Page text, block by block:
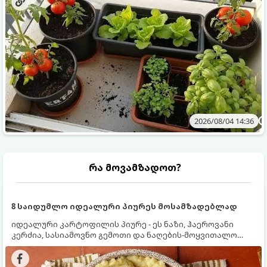
2026/08/04 14:36
რა მოვამზადოთ?
8 საიდუმლო იდეალური პიურეს მოსამზადებლად
იდეალური კარტოფილის პიურე - ეს ნაზი, ჰაეროვანი
კერძია, სასიამოვნო გემოთი და ნაღების-მოყვითალო
ფერით. მისი მომზადება ძალიან მარტივია, მაგრამ
არსებობს რამდენიმე საიდუმლო, რომლებიც უნდა